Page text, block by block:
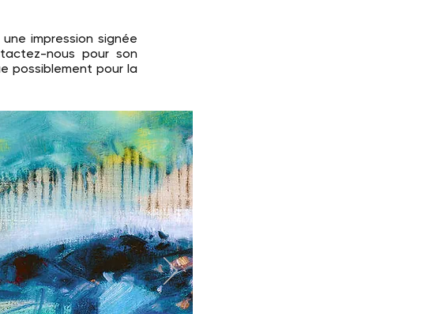
impression signée
nous pour son
possiblement pour la